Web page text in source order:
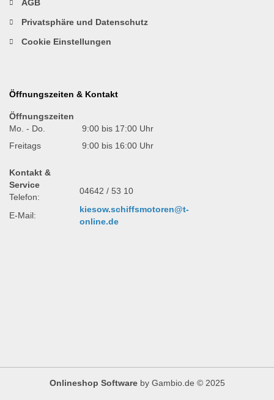
AGB
Privatsphäre und Datenschutz
Cookie Einstellungen
Öffnungszeiten & Kontakt
Öffnungszeiten
Mo. - Do.
9:00 bis 17:00 Uhr
Freitags
9:00 bis 16:00 Uhr
Kontakt &
Service
Telefon:
04642 / 53 10
E-Mail:
kiesow.schiffsmotoren@t-
online.de
Onlineshop Softwareby Gambio.de © 2025